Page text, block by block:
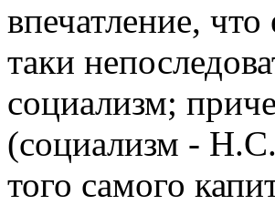
впечатление,
таки
социализм;
(социализм -
того самого